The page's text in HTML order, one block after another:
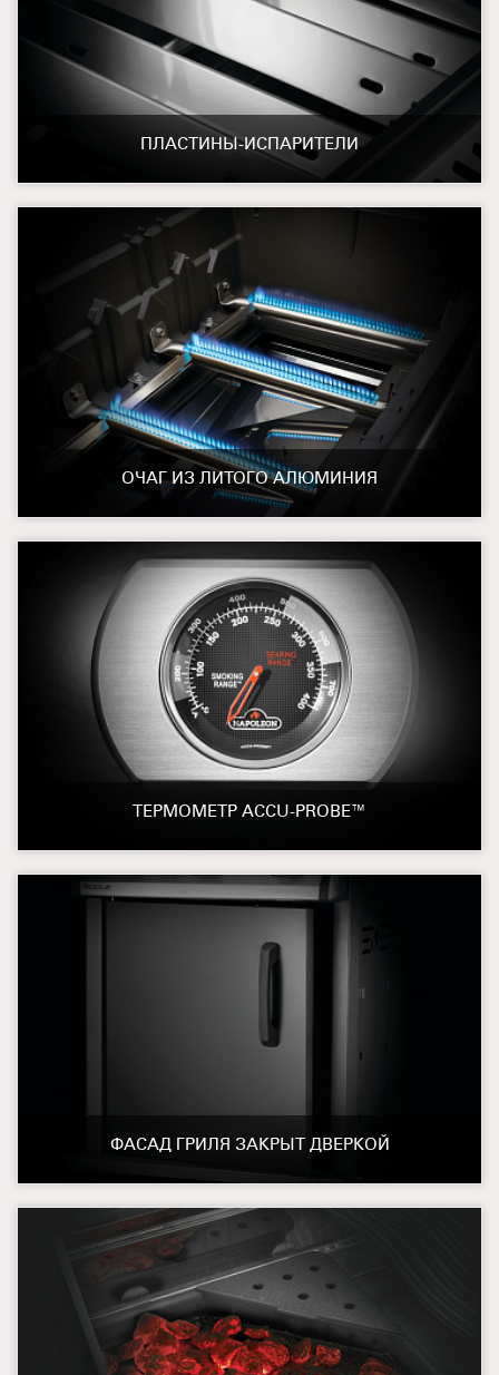
ПЛАСТИНЫ-ИСПАРИТЕЛИ
ОЧАГ ИЗ ЛИТОГО АЛЮМИНИЯ
ТЕРМОМЕТР ACCU-PROBE™
ФАСАД ГРИЛЯ ЗАКРЫТ ДВЕРКОЙ